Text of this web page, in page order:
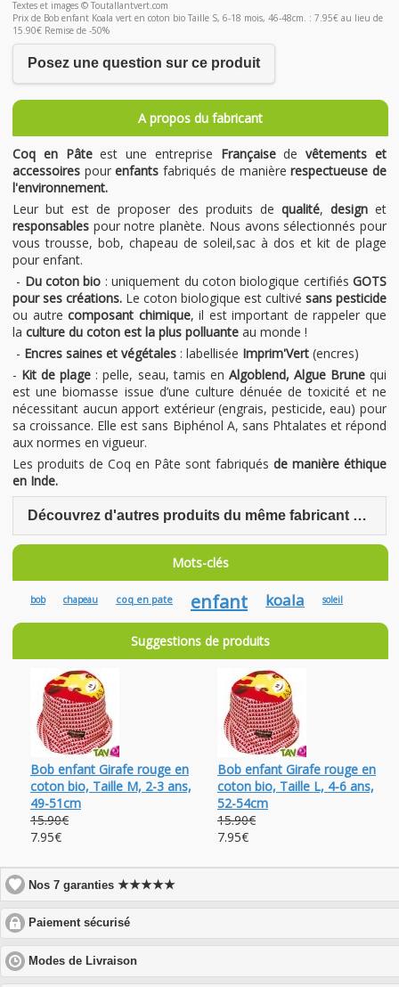
Textes et images © Toutallantvert.com
Prix de Bob enfant Koala vert en coton bio Taille S, 6-18 mois, 46-48cm. : 7.95€ au lieu de
15.90€ Remise de -50%
Posez une question sur ce produit
A propos du fabricant
Coq en Pâteest une entreprise Françaisedevêtements et
accessoires pourenfants fabriqués de manièrerespectueuse de
l'environnement.
Leur but est de proposer des produits de qualité, designet
responsables pour notre planète. Nous avons sélectionnés pour
vous trousse, bob, chapeau de soleil,sac à dos et kit de plage
pour enfant.
- Du coton bio : uniquement du coton biologique certifiésGOTS
pour ses créations. Le coton biologique est cultivé sans pesticide
ou autrecomposant chimique, il est important de rappeler que
la culture du coton est la plus polluante au monde !
- Encres saines et végétales : labellisée Imprim'Vert (encres)
- Kit de plage : pelle, seau, tamis en Algoblend, Algue Brunequi
est une biomasse issue d’une culture dénuée de toxicité et ne
nécessitant aucun apport extérieur (engrais, pesticide, eau) pour
sa croissance. Elle est sans Biphénol A, sans Phtalates et répond
aux normes en vigueur.
Les produits de Coq en Pâte sont fabriqués de manière éthique
en Inde.
Découvrez d'autres produits du même fabricant Coq en Pâte
Mots-clés
bob chapeau coq en pate enfant koala soleil
Suggestions de produits
Bob enfant Girafe rouge en
coton bio, Taille M, 2-3 ans,
49-51cm
15.90€
7.95€
Bob enfant Girafe rouge en
coton bio, Taille L, 4-6 ans,
52-54cm
15.90€
7.95€
Nos 7 garanties★★★★★
Paiement sécurisé
to
expand
Modes de Livraison
to